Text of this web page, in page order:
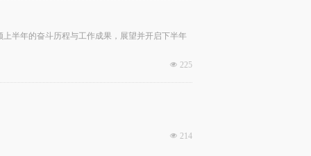
半年的奋斗历程与工作成果，展望并开启下半年
넶 225
넶 214